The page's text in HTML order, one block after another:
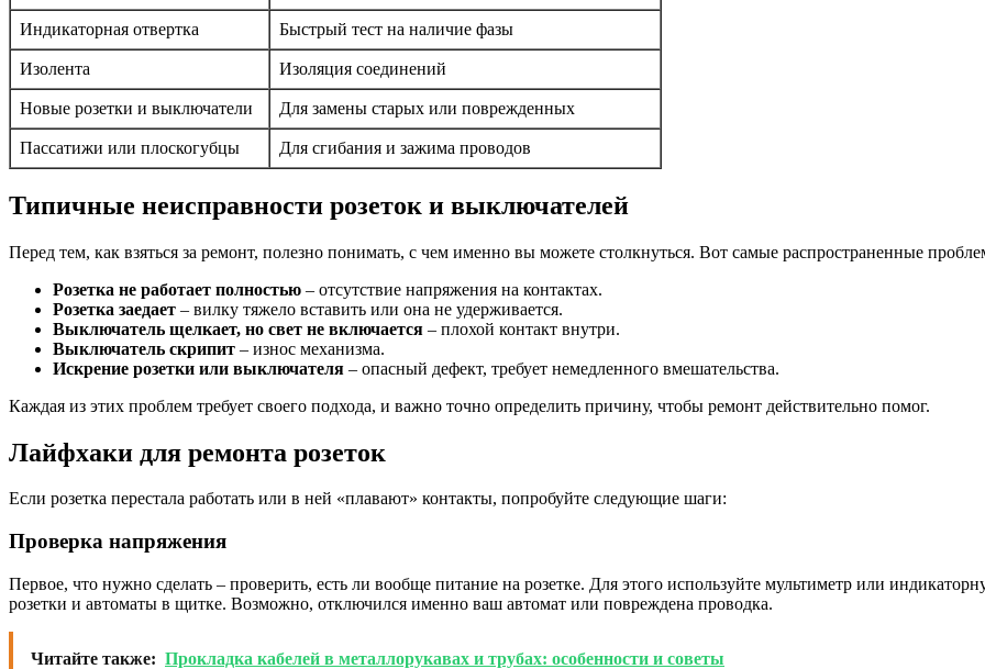
Индикаторная отвертка Быстрый тест на наличие фазы
Изолента Изоляция соединений
Новые розетки и выключатели Для замены старых или поврежденных
Пассатижи или плоскогубцы Для сгибания и зажима проводов
Типичные неисправности розеток и выключателей
Перед тем, как взяться за ремонт, полезно понимать, с чем именно вы можете столкнуться. Вот самые распространенные
Розетка не работает полностью – отсутствие напряжения на контактах.
Розетка заедает – вилку тяжело вставить или она не удерживается.
Выключатель щелкает, но свет не включается – плохой контакт внутри.
Выключатель скрипит – износ механизма.
Искрение розетки или выключателя – опасный дефект, требует немедленного вмешательства.
Каждая из этих проблем требует своего подхода, и важно точно определить причину, чтобы ремонт действительно помог.
Лайфхаки для ремонта розеток
Если розетка перестала работать или в ней «плавают» контакты, попробуйте следующие шаги:
Проверка напряжения
Первое, что нужно сделать – проверить, есть ли вообще питание на розетке. Для этого используйте мультиметр или
розетки и автоматы в щитке. Возможно, отключился именно ваш автомат или повреждена проводка.
Читайте также: Прокладка кабелей в металлорукавах и трубах: особенности и советы